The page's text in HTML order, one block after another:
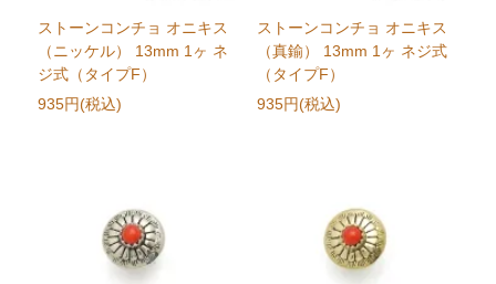
ストーンコンチョ オニキス
（ニッケル） 13mm 1ヶ ネ
ジ式（タイプF）
935円(税込)
ストーンコンチョ オニキス
（真鍮） 13mm 1ヶ ネジ式
（タイプF）
935円(税込)